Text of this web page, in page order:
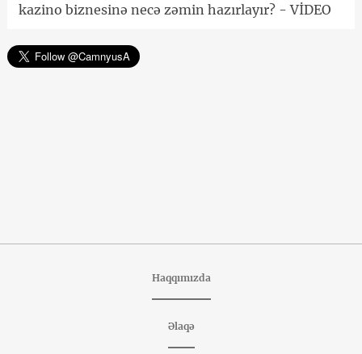
kazino biznesinə necə zəmin hazırlayır? - VİDEO
Haqqımızda
Əlaqə